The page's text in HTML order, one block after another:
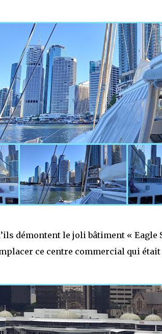
démontent le joli bâtiment «
ce centre commercial qui